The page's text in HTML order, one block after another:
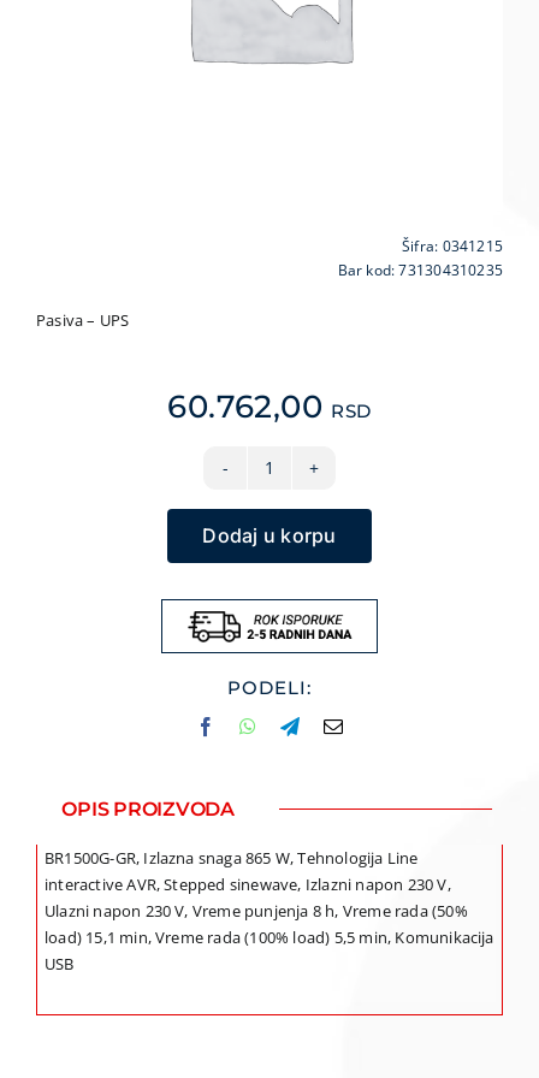
VIDEO NADZOR I SIGURNOSNA OPREMA
BICIKLE I FITNES
Šifra: 0341215
Bar kod: 731304310235
Pasiva – UPS
60.762,00 RSD
UPS
APC
BR1500G-
GR,
Back
UPS
Pro
1500VA/865W
Dodaj u korpu
PODELI:
OPIS PROIZVODA
BR1500G-GR, Izlazna snaga 865 W, Tehnologija Line
interactive AVR, Stepped sinewave, Izlazni napon 230 V,
Ulazni napon 230 V, Vreme punjenja 8 h, Vreme rada (50%
load) 15,1 min, Vreme rada (100% load) 5,5 min, Komunikacija
USB